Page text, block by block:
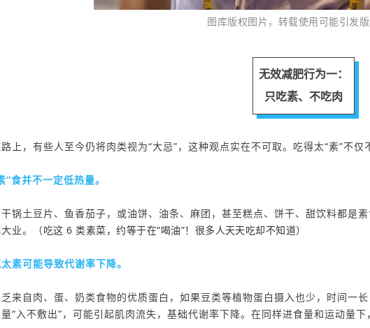
图库版权图片， 转载使用可能引发
无效减肥行为一：
只吃素、不吃肉
上，有些人至今仍将肉类视为“大忌”， 这种观点实在不可取。 吃得太“素”不仅
”食并不一定低热量。
干锅土豆片、 鱼香茄子，或油饼、 油条、麻团 ，甚至糕点、饼干、甜饮料都是
业。（吃这 6 类素菜，约等于在“喝油”！很多人天天吃却不知道）
素可能导致代谢率下降。
来自肉、蛋、奶类食物的优质蛋白 ，如果豆类等植物蛋白摄入也少，时间一
“入不敷出”，可能引起肌肉流失，基础代谢率下降。 在同样进食量和运动量下，